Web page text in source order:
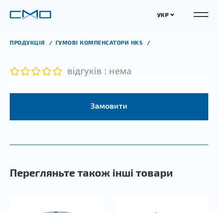
УКР
ПРОДУКЦІЯ ГУМОВІ КОМПЕНСАТОРИ HKS
відгуків : нема
Замовити
Перегляньте також інші товари